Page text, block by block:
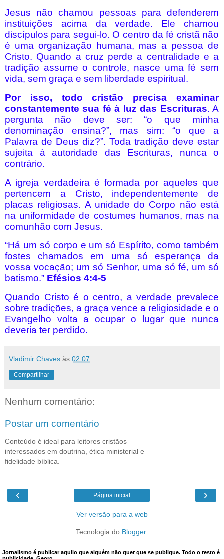
Jesus não chamou pessoas para defenderem
instituições acima da verdade. Ele chamou
discípulos para segui-lo. O centro da fé cristã não
é uma organização humana, mas a pessoa de
Cristo. Quando a cruz perde a centralidade e a
tradição assume o controle, nasce uma fé sem
vida, sem graça e sem liberdade espiritual.
Por isso, todo cristão precisa examinar
constantemente sua fé à luz das Escrituras. A
pergunta não deve ser: “o que minha
denominação ensina?”, mas sim: “o que a
Palavra de Deus diz?”. Toda tradição deve estar
sujeita à autoridade das Escrituras, nunca o
contrário.
A igreja verdadeira é formada por aqueles que
pertencem a Cristo, independentemente de
placas religiosas. A unidade do Corpo não está
na uniformidade de costumes humanos, mas na
comunhão com Jesus.
“Há um só corpo e um só Espírito, como também
fostes chamados em uma só esperança da
vossa vocação; um só Senhor, uma só fé, um só
batismo.” Efésios 4:4-5
Quando Cristo é o centro, a verdade prevalece
sobre tradições, a graça vence a religiosidade e o
Evangelho volta a ocupar o lugar que nunca
deveria ter perdido.
Vladimir Chaves às 02:07
Compartilhar
Nenhum comentário:
Postar um comentário
Conteúdo é ideal para leitores cristãos
interessados em doutrina, ética ministerial e
fidelidade bíblica.
‹ ›
Página inicial
Ver versão para a web
Tecnologia do Blogger.
Jornalismo é publicar aquilo que alguém não quer que se publique. Todo o resto é